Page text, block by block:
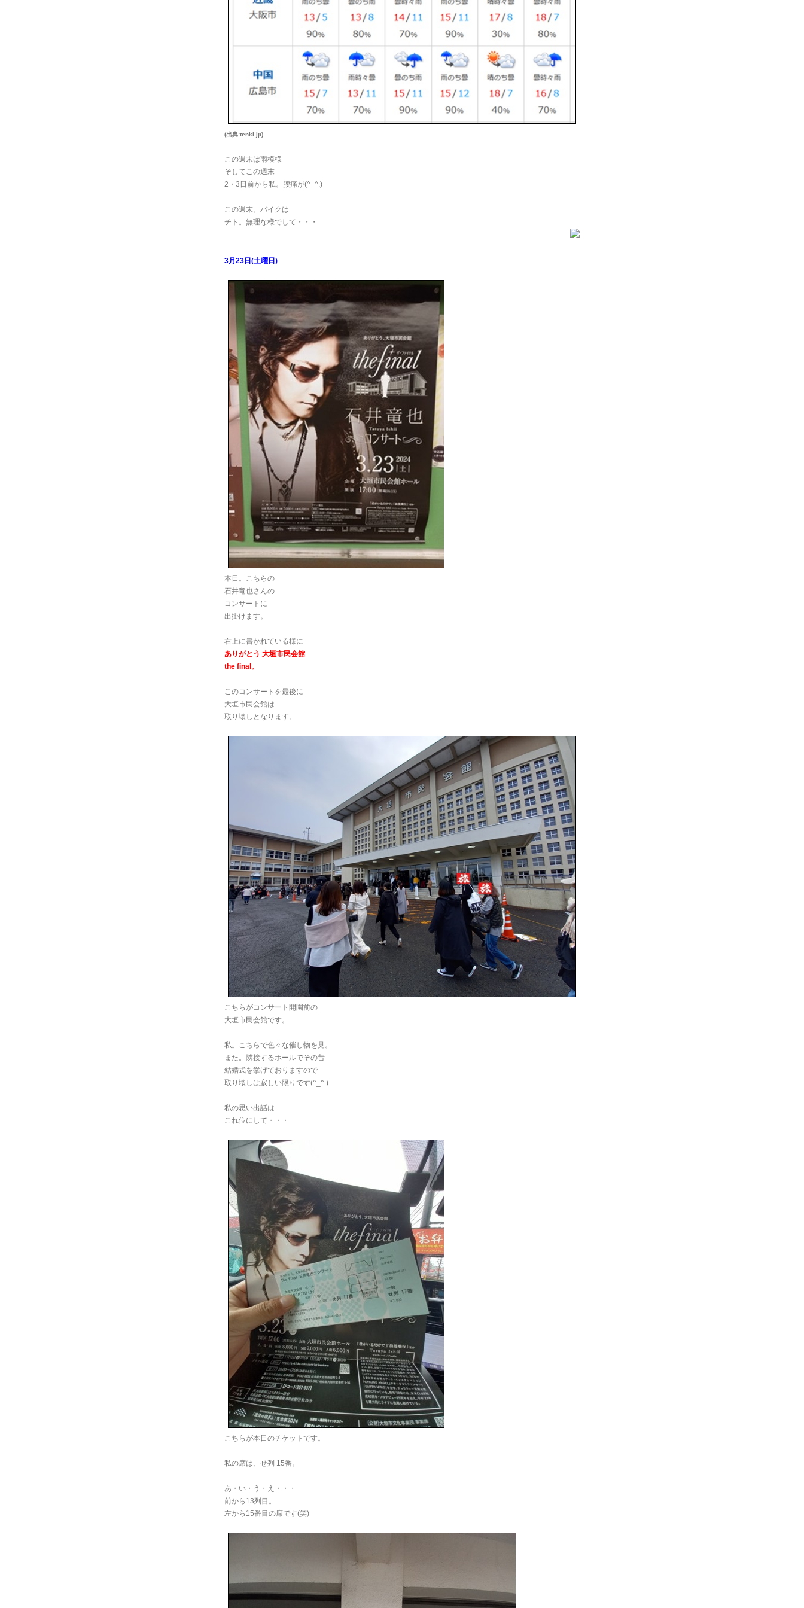
(出典:tenki.jp)
この週末は雨模様
そしてこの週末
2・3日前から私。腰痛が(^_^.)
この週末。バイクは
チト。無理な様でして・・・
3月23日(土曜日)
本日。こちらの
石井竜也さんの
コンサートに
出掛けます。
右上に書かれている様に
ありがとう 大垣市民会館
the final。
このコンサートを最後に
大垣市民会館は
取り壊しとなります。
こちらがコンサート開園前の
大垣市民会館です。
私。こちらで色々な催し物を見。
また。隣接するホールでその昔
結婚式を挙げておりますので
取り壊しは寂しい限りです(^_^.)
私の思い出話は
これ位にして・・・
こちらが本日のチケットです。
私の席は、せ列 15番。
あ・い・う・え・・・
前から13列目。
左から15番目の席です(笑)